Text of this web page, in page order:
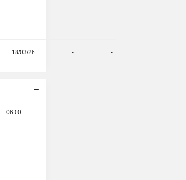
18/03/26 - -
06:00